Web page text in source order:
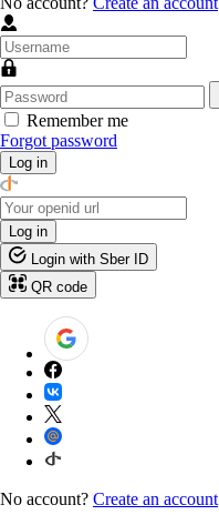
Remember me
Forgot password
Log in
Log in
Login with Sber ID
QR code
No account? Create an account